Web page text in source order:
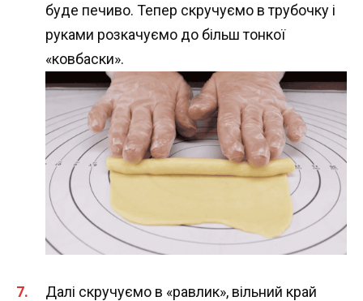
буде печиво. Тепер скручуємо в трубочку і
руками розкачуємо до більш тонкої
«ковбаски».
Далі скручуємо в «равлик», вільний край